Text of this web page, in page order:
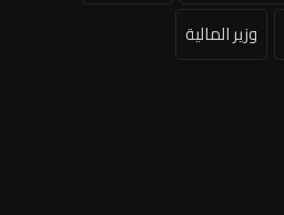
وزير المالية